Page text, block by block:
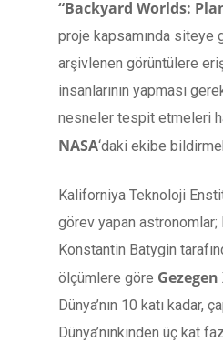
“Backyard Worlds:
proje kapsamında siteye
arşivlenen görüntülere
insanlarının yapması
nesneler tespit etmeleri
NASA‘daki ekibe
Kaliforniya Teknoloji
görev yapan
Konstantin Batygin
ölçümlere göre Gezegen
Dünya’nın 10 katı kadar,
Dünya’nınkinden üç kat